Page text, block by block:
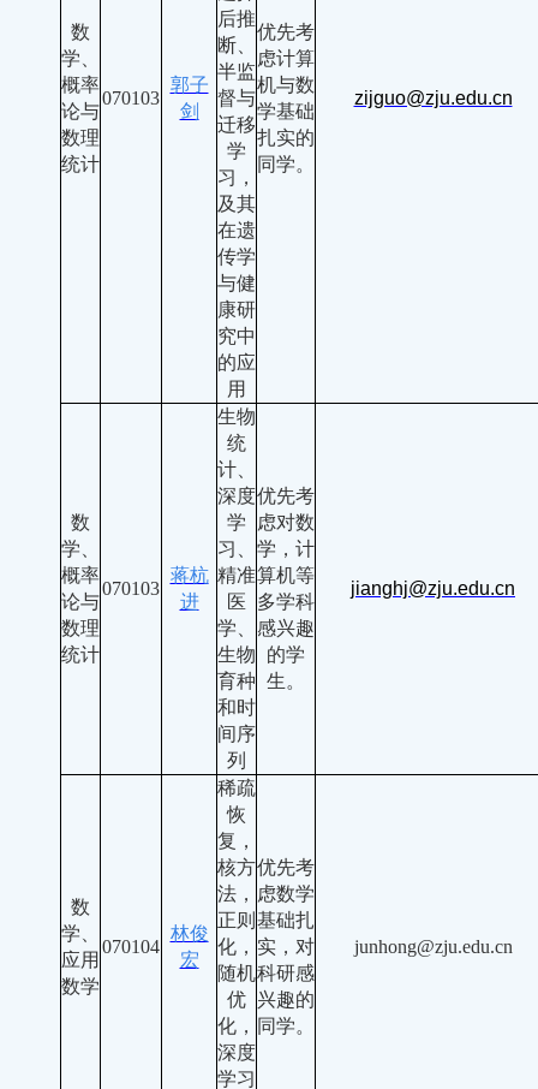
数
学、
概率
论与
数理
统计
070103
郭子
剑
后推
断、
半监
督与
迁移
学
习，
及其
在遗
传学
与健
康研
究中
的应
用
优先考
虑计算
机与数
学基础
扎实的
同学。
zijguo@zju.edu.cn
数
学、
概率
论与
数理
统计
070103
蒋杭
进
生物
统
计、
深度
学
习、
精准
医
学、
生物
育种
和时
间序
列
优先考
虑对数
学，计
算机等
多学科
感兴趣
的学
生。
jianghj@zju.edu.cn
数
学、
应用
数学
070104
林俊
宏
稀疏
恢
复，
核方
法，
正则
化，
随机
优
化，
深度
学习
优先考
虑数学
基础扎
实，对
科研感
兴趣的
同学。
junhong@zju.edu.cn